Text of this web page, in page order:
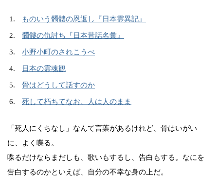
ものいう髑髏の恩返し『日本霊異記』
髑髏の仇討ち『日本昔話名彙』
小野小町のされこうべ
日本の霊魂観
骨はどうして話すのか
死して朽ちてなお、人は人のまま
「死人にくちなし」なんて言葉があるけれど、骨はいがい
に、よく喋る。
喋るだけならまだしも、歌いもするし、告白もする。なにを
告白するのかといえば、自分の不幸な身の上だ。